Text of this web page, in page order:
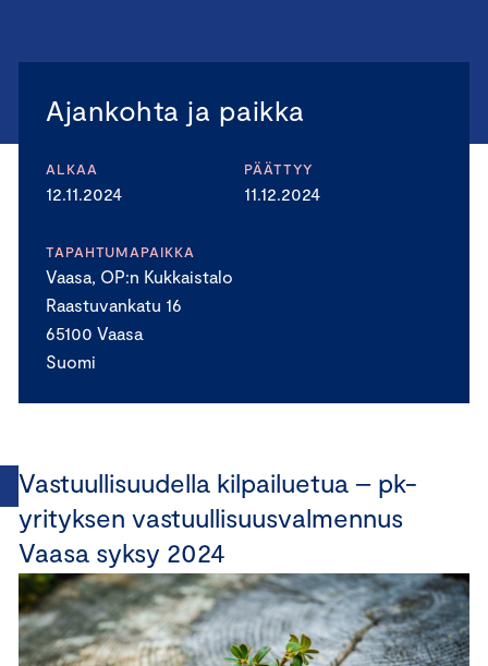
Ajankohta ja paikka
ALKAA
12.11.2024
PÄÄTTYY
11.12.2024
TAPAHTUMAPAIKKA
Vaasa, OP:n Kukkaistalo
Raastuvankatu 16
65100 Vaasa
Suomi
Vastuullisuudella kilpailuetua – pk-
yrityksen vastuullisuusvalmennus
Vaasa syksy 2024